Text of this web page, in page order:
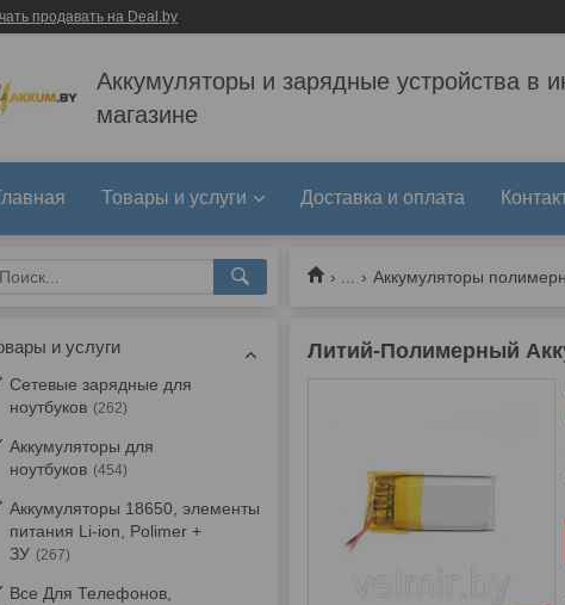
продавать на Deal.by
Аккумуляторы и зарядные устройства в
магазине
Товары и услуги Доставка и оплата
Аккумуляторы
Литий-Полимерный
и услуги
Сетевые зарядные для
ноутбуков
262
Аккумуляторы для
ноутбуков
454
Аккумуляторы 18650, элементы
питания Li-ion, Polimer +
ЗУ
267
Все Для Телефонов,